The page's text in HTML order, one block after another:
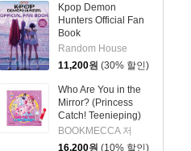
Kpop Demon
Hunters Official Fan
Book
Random House
11,200원 (30% 할인)
Who Are You in the
Mirror? (Princess
Catch! Teenieping)
(세이펜호환 / QR음원
BOOKMECCA 저
16,200원 (10% 할인)